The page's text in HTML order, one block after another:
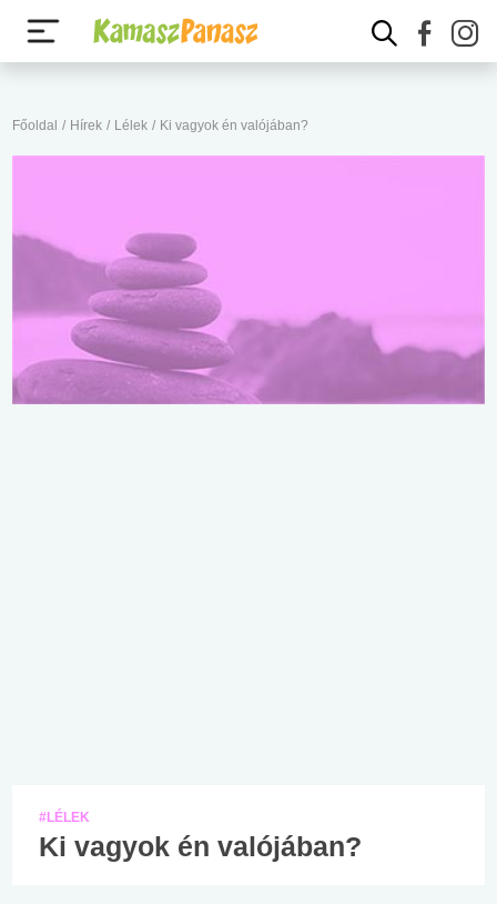
Főoldal / Hírek / Lélek / Ki vagyok én valójában?
#LÉLEK
Ki vagyok én valójában?